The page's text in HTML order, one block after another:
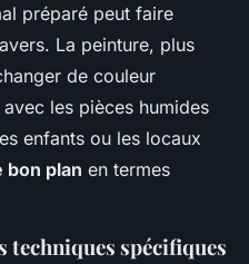
préparé peut faire
La peinture, plus
de couleur
les pièces humides
enfants ou les locaux
bon plan en termes
techniques spécifiques